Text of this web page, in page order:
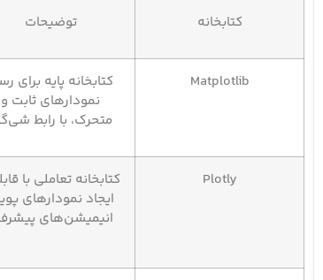
کتابخانه توضیحات
Matplotlib
کتابخانه پایه برای
نمودارهای ثابت و
متحرک، با رابط
Plotly
کتابخانه تعاملی با
ایجاد نمودارهای
انیمیشن‌های